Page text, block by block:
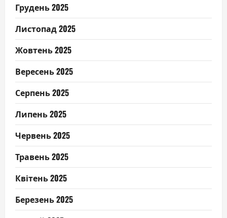
Грудень 2025
Листопад 2025
Жовтень 2025
Вересень 2025
Серпень 2025
Липень 2025
Червень 2025
Травень 2025
Квітень 2025
Березень 2025